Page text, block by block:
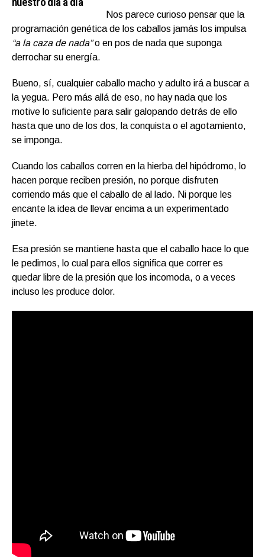
Nos parece curioso pensar que la
programación genética de los caballos jamás los impulsa
“a la caza de nada”o en pos de nada que suponga
derrochar su energía.
Bueno, sí, cualquier caballo macho y adulto irá a buscar a
la yegua. Pero más allá de eso, no hay nada que los
motive lo suficiente para salir galopando detrás de ello
hasta que uno de los dos, la conquista o el agotamiento,
se imponga.
Cuando los caballos corren en la hierba del hipódromo, lo
hacen porque reciben presión, no porque disfruten
corriendo más que el caballo de al lado. Ni porque les
encante la idea de llevar encima a un experimentado
jinete.
Esa presión se mantiene hasta que el caballo hace lo que
le pedimos, lo cual para ellos significa que correr es
quedar libre de la presión que los incomoda, o a veces
incluso les produce dolor.